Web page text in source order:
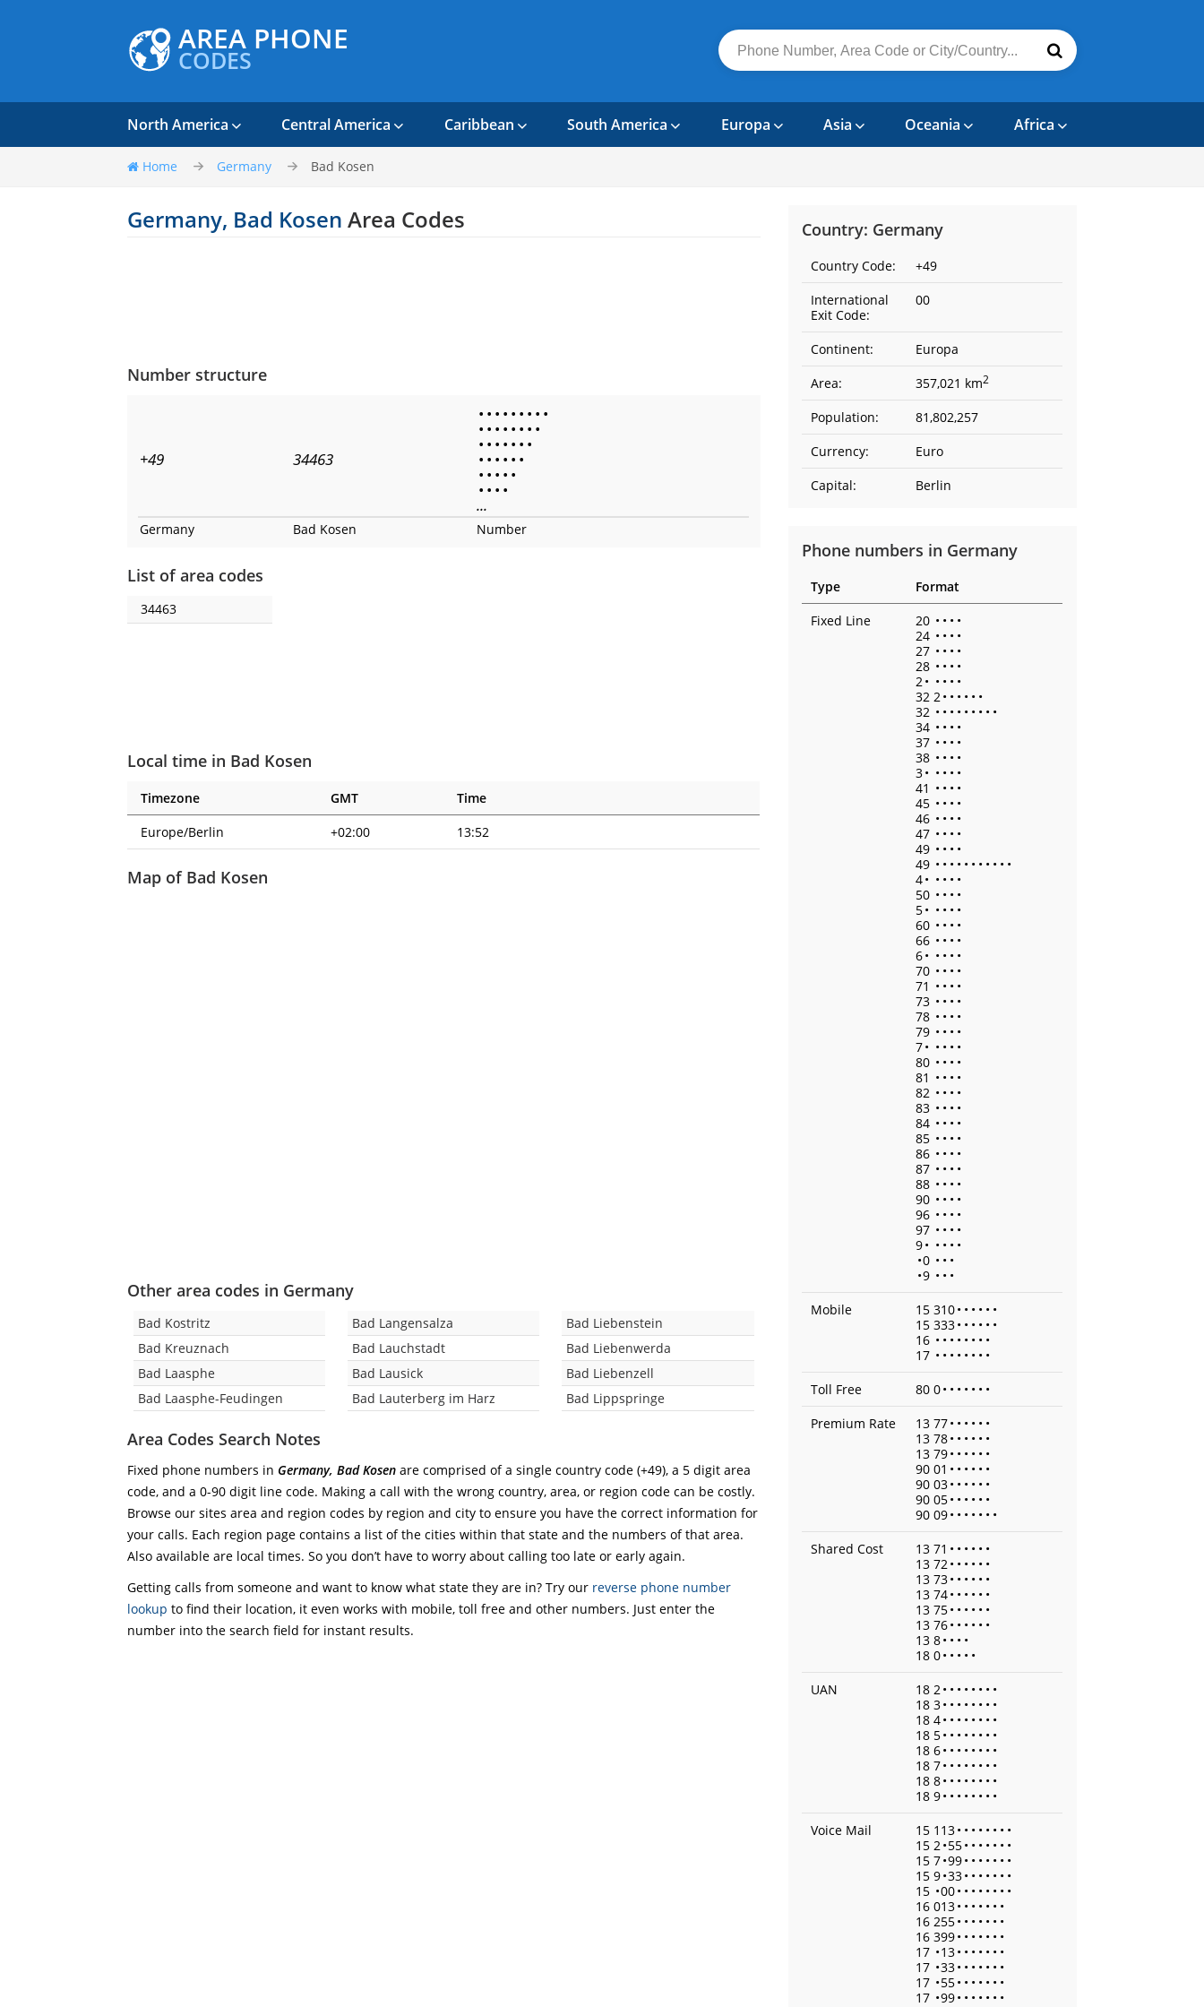
AREA PHONE
CODES
North America Central America Caribbean South America Europa Asia Oceania Africa
Home Germany Bad Kosen
Germany, Bad Kosen Area Codes
Number structure
+49 34463
• • • • • • • • •
• • • • • • • •
• • • • • • •
• • • • • •
• • • • •
• • • •
...
Germany Bad Kosen Number
List of area codes
34463
Local time in Bad Kosen
Timezone GMT
Time
Europe/Berlin
+02:00 13:52
Map of Bad Kosen
Other area codes in Germany
Bad Kostritz
Bad Kreuznach
Bad Laasphe
Bad Laasphe-Feudingen
Bad Langensalza
Bad Lauchstadt
Bad Lausick
Bad Lauterberg im Harz
Bad Liebenstein
Bad Liebenwerda
Bad Liebenzell
Bad Lippspringe
Area Codes Search Notes
Fixed phone numbers in Germany, Bad Kosen are comprised of a single country code (+49), a 5 digit area
code, and a 0-90 digit line code. Making a call with the wrong country, area, or region code can be costly.
Browse our sites area and region codes by region and city to ensure you have the correct information for
your calls. Each region page contains a list of the cities within that state and the numbers of that area.
Also available are local times. So you don’t have to worry about calling too late or early again.
Getting calls from someone and want to know what state they are in? Try our reverse phone number
lookup to find their location, it even works with mobile, toll free and other numbers. Just enter the
number into the search field for instant results.
Country: Germany
Country Code:
+49
International
Exit Code:
00
Continent:
Europa
Area:
357,021 km2
Population:
81,802,257
Currency:
Euro
Capital:
Berlin
Phone numbers in Germany
Type
Format
Fixed Line
20 • • • •
24 • • • •
27 • • • •
28 • • • •
2• • • • •
32 2• • • • • •
32 • • • • • • • • •
34 • • • •
37 • • • •
38 • • • •
3• • • • •
41 • • • •
45 • • • •
46 • • • •
47 • • • •
49 • • • •
49 • • • • • • • • • • •
4• • • • •
50 • • • •
5• • • • •
60 • • • •
66 • • • •
6• • • • •
70 • • • •
71 • • • •
73 • • • •
78 • • • •
79 • • • •
7• • • • •
80 • • • •
81 • • • •
82 • • • •
83 • • • •
84 • • • •
85 • • • •
86 • • • •
87 • • • •
88 • • • •
90 • • • •
96 • • • •
97 • • • •
9• • • • •
•0 • • •
•9 • • •
Mobile
15 310• • • • • •
15 333• • • • • •
16 • • • • • • • •
17 • • • • • • • •
Toll Free
80 0• • • • • • •
Premium Rate
13 77• • • • • •
13 78• • • • • •
13 79• • • • • •
90 01 • • • • • •
90 03• • • • • •
90 05• • • • • •
90 09• • • • • • •
Shared Cost
13 71 • • • • • •
13 72• • • • • •
13 73• • • • • •
13 74• • • • • •
13 75• • • • • •
13 76• • • • • •
13 8• • • •
18 0• • • • •
UAN
18 2• • • • • • • •
18 3• • • • • • • •
18 4• • • • • • • •
18 5• • • • • • • •
18 6• • • • • • • •
18 7• • • • • • • •
18 8• • • • • • • •
18 9• • • • • • • •
Voice Mail
15 113• • • • • • • •
15 2•55• • • • • • •
15 7•99• • • • • • •
15 9•33• • • • • • •
15 •00• • • • • • • •
16 013• • • • • • •
16 255• • • • • • •
16 399• • • • • • •
17 •13• • • • • • •
17 •33• • • • • • •
17 •55• • • • • • •
17 •99• • • • • • •